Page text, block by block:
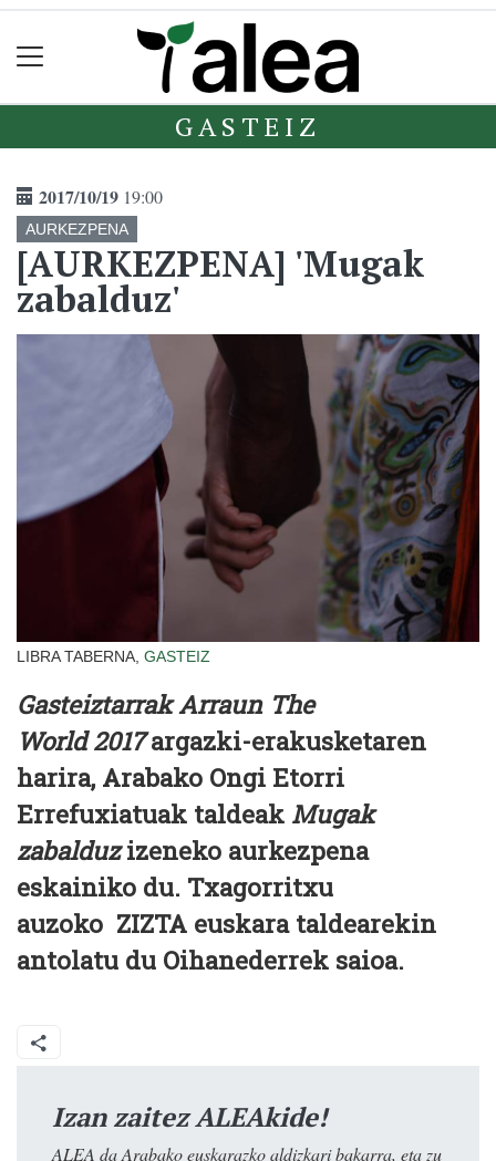
GASTEIZ
2017/10/19 19:00
AURKEZPENA
[AURKEZPENA] 'Mugak
zabalduz'
LIBRA TABERNA, GASTEIZ
Gasteiztarrak Arraun The
World 2017argazki-erakusketaren
harira, Arabako Ongi Etorri
Errefuxiatuak taldeak Mugak
zabalduz izeneko aurkezpena
eskainiko du. Txagorritxu
auzoko ZIZTA euskara taldearekin
antolatu du Oihanederrek saioa.
Izan zaitez ALEAkide!
ALEA da Arabako euskarazko aldizkari bakarra, eta zu